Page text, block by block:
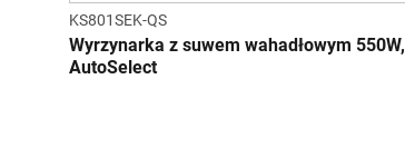
KS801SEK-QS
Wyrzynarka z suwem wahadłowym 550W,
AutoSelect